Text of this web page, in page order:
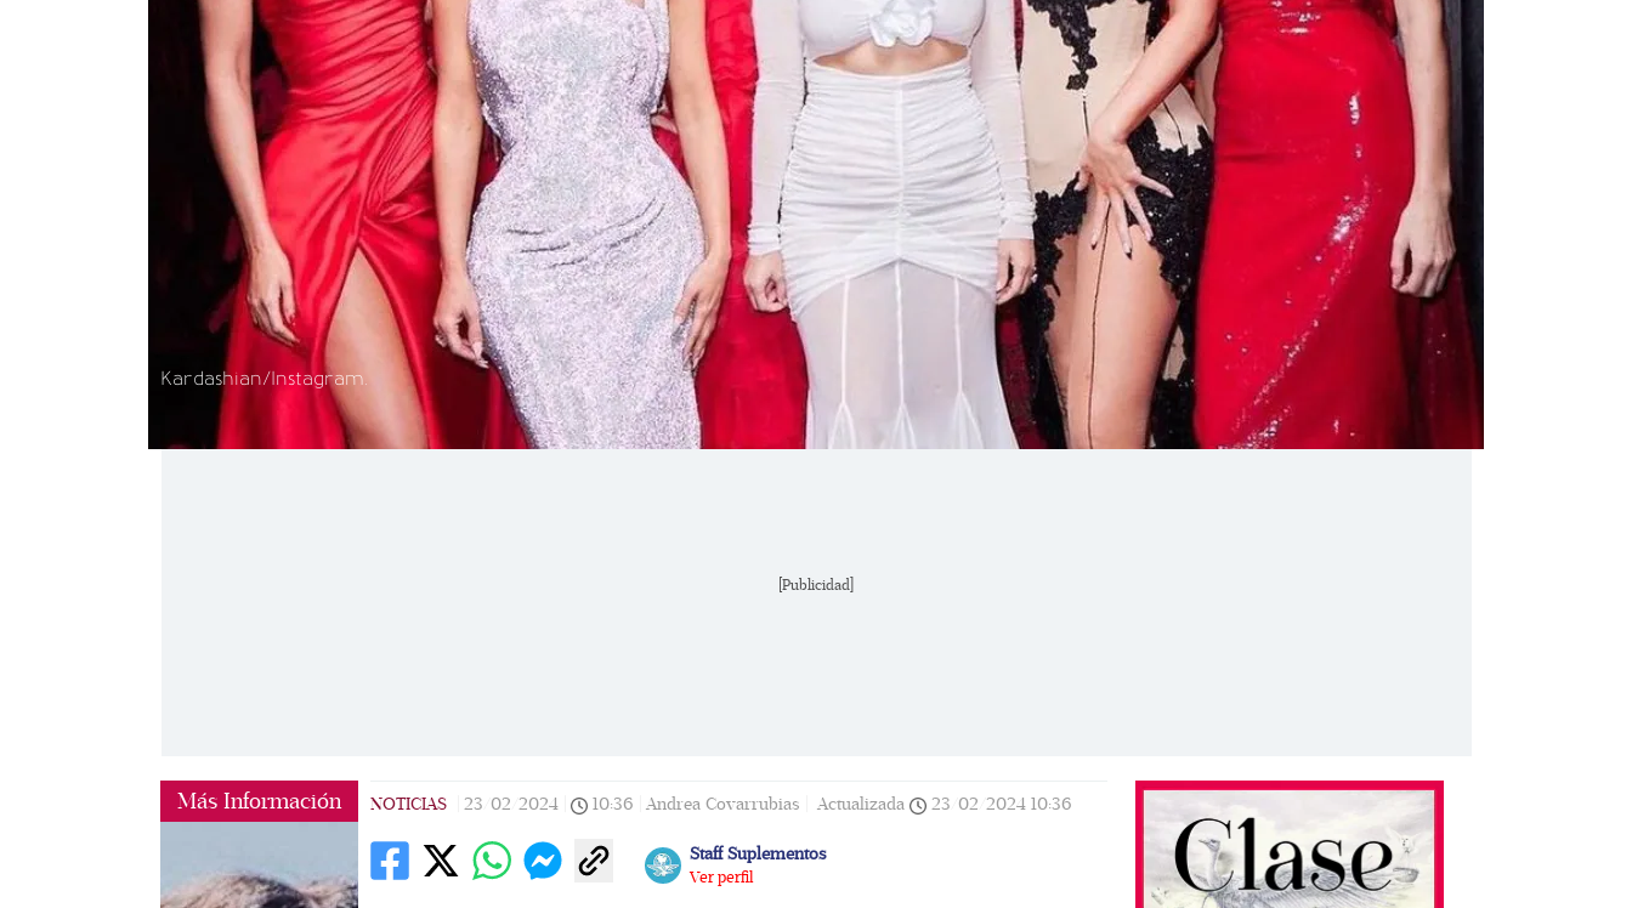
Kardashian/Instagram.
[Publicidad]
Más Información NOTICIAS 23/02/2024 10:36 Andrea Covarrubias | Actualizada 23/02/2024 10:36
Staff Suplementos
Ver perfil